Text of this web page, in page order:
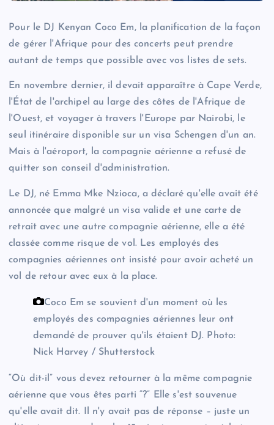
Pour le DJ Kenyan Coco Em, la planification de la façon
de gérer l'Afrique pour des concerts peut prendre
autant de temps que possible avec vos listes de sets.
En novembre dernier, il devait apparaître à Cape Verde,
l'État de l'archipel au large des côtes de l'Afrique de
l'Ouest, et voyager à travers l'Europe par Nairobi, le
seul itinéraire disponible sur un visa Schengen d'un an.
Mais à l'aéroport, la compagnie aérienne a refusé de
quitter son conseil d'administration.
Le DJ, né Emma Mke Nzioca, a déclaré qu'elle avait été
annoncée que malgré un visa valide et une carte de
retrait avec une autre compagnie aérienne, elle a été
classée comme risque de vol. Les employés des
compagnies aériennes ont insisté pour avoir acheté un
vol de retour avec eux à la place.
Coco Em se souvient d'un moment où les
employés des compagnies aériennes leur ont
demandé de prouver qu'ils étaient DJ. Photo:
Nick Harvey / Shutterstock
“Où dit-il” vous devez retourner à la même compagnie
aérienne que vous êtes parti “?” Elle s'est souvenue
qu'elle avait dit. Il n'y avait pas de réponse – juste un